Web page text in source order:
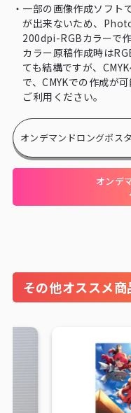
・ 一部の画像作成ソフト
が出来ないため、
200dpi-RGBカラーで作
カラー原稿作成時は
ても結構ですが、
で、CMYKでの作成が
ご利用ください。
オンデマンドロングポス
オンデ
その他オススメ商